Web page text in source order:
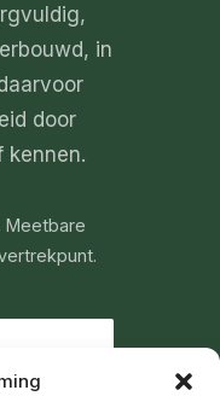
in
door
kennen.
Meetbare